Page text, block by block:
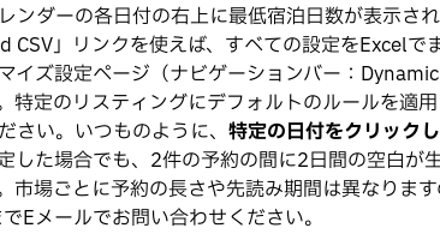
ンダーの各日付の右上に最低宿泊日数が表示
」リンクを使えば、すべての設定をExcelで
イズ設定ページ（ナビゲーションバー：
特定のリスティングにデフォルトのルールを適
さい。いつものように、 特定の日付をクリック
した場合でも、2件の予約の間に2日間の空白
市場ごとに予約の長さや先読み期間は異なりま
でEメールでお問い合わせください。